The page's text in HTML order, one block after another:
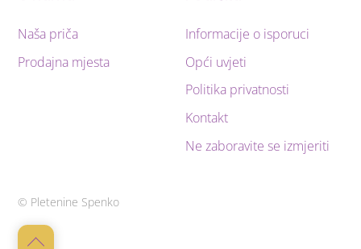
Naša priča
Prodajna mjesta
Informacije o isporuci
Opći uvjeti
Politika privatnosti
Kontakt
Ne zaboravite se izmjeriti
Back
© Pletenine Spenko